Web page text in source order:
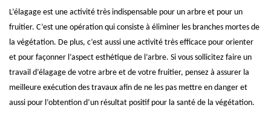
L’élagage est une activité très indispensable pour un arbre et pour un
fruitier. C’est une opération qui consiste à éliminer les branches mortes de
la végétation. De plus, c’est aussi une activité très efficace pour orienter
et pour façonner l’aspect esthétique de l’arbre. Si vous sollicitez faire un
travail d’élagage de votre arbre et de votre fruitier, pensez à assurer la
meilleure exécution des travaux afin de ne les pas mettre en danger et
aussi pour l’obtention d’un résultat positif pour la santé de la végétation.